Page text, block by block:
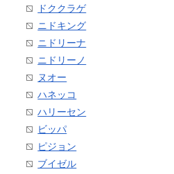
ドククラゲ
ニドキング
ニドリーナ
ニドリーノ
ヌオー
ハネッコ
ハリーセン
ビッパ
ピジョン
ブイゼル